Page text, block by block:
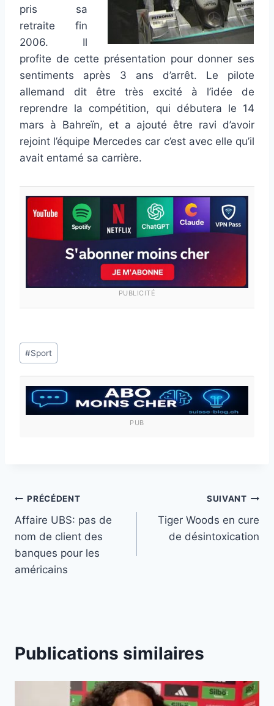
pris sa
retraite fin
2006. Il
profite de cette présentation pour donner ses
sentiments après 3 ans d’arrêt. Le pilote
allemand dit être très excité à l’idée de
reprendre la compétition, qui débutera le 14
mars à Bahreïn, et a ajouté être ravi d’avoir
rejoint l’équipe Mercedes car c’est avec elle qu’il
avait entamé sa carrière.
PUBLICITÉ
Étiquettes
de
publication :
#Sport
PUB
Navigation
de
l’article
PRÉCÉDENT
Affaire UBS: pas de
nom de client des
banques pour les
américains
SUIVANT
Tiger Woods en cure
de désintoxication
Publications similaires